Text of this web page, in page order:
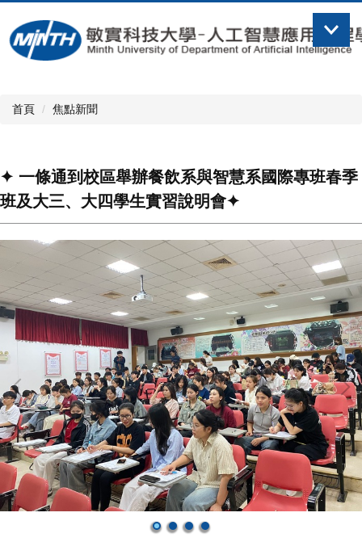
到
主
區
首頁 焦點新聞
✦ 一條通到校區舉辦餐飲系與智慧系國際專班春季
班及大三、大四學生實習說明會✦